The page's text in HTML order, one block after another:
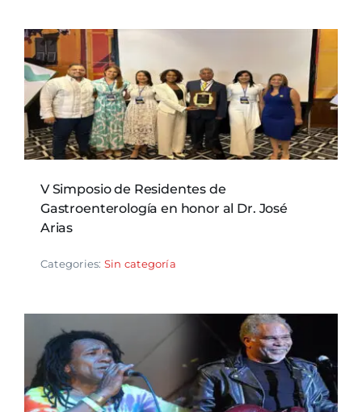
V Simposio de Residentes de
Gastroenterología en honor al Dr. José
Arias
Categories: Sin categoría